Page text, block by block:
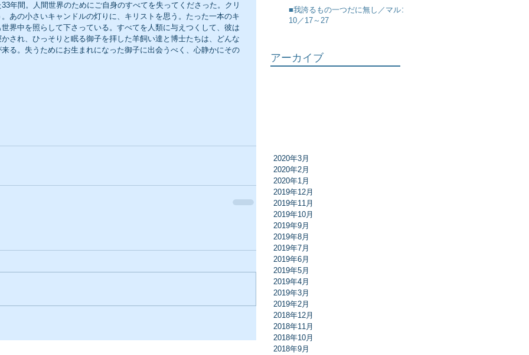
年間。人間世界のためにご自身のすべてを失ってくださった。クリ
あの小さいキャンドルの灯りに、キリストを思う。たった一本のキ
界中を照らして下さっている。すべてを人類に与えつくして、彼は
され、ひっそりと眠る御子を拝した羊飼い達と博士たちは、どんな
る。失うためにお生まれになった御子に出会うべく、心静かにその
■我誇るもの一つだに無し／マルコ
10／17～27
アーカイブ
2020年3月
2020年2月
2020年1月
2019年12月
2019年11月
2019年10月
2019年9月
2019年8月
2019年7月
2019年6月
2019年5月
2019年4月
2019年3月
2019年2月
2018年12月
2018年11月
2018年10月
2018年9月